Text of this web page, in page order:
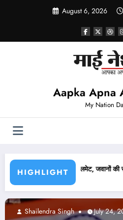
August 6, 2026
Aapka Apna
My Nation
HIGHLIGHT
संचार व्यवस्था बनेगी आसानलखनऊ में कांग्रेस ने
Abhishek pandey